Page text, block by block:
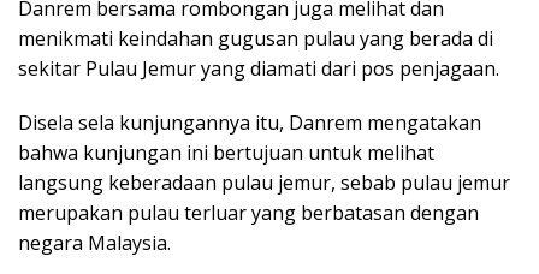
Danrem bersama rombongan juga melihat dan
menikmati keindahan gugusan pulau yang berada di
sekitar Pulau Jemur yang diamati dari pos penjagaan.
Disela sela kunjungannya itu, Danrem mengatakan
bahwa kunjungan ini bertujuan untuk melihat
langsung keberadaan pulau jemur, sebab pulau jemur
merupakan pulau terluar yang berbatasan dengan
negara Malaysia.